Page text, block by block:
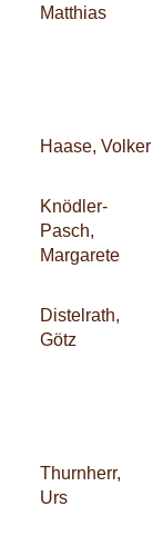
Matthias
Haase, Volker
Knödler-
Pasch,
Margarete
Distelrath,
Götz
Thurnherr,
Urs